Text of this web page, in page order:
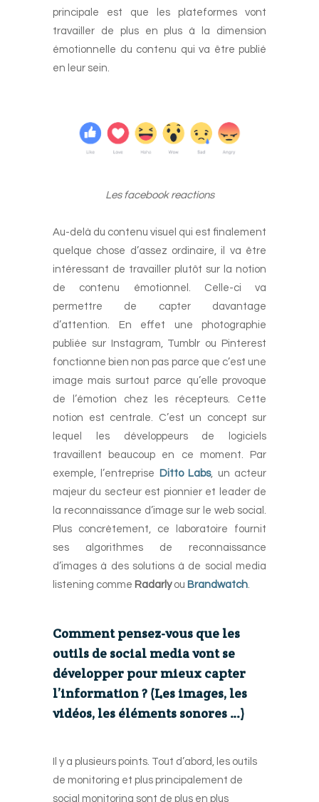
principale est que les plateformes vont
travailler de plus en plus à la dimension
émotionnelle du contenu qui va être publié
en leur sein.
Les facebook reactions
Au-delà du contenu visuel qui est finalement
quelque chose d’assez ordinaire, il va être
intéressant de travailler plutôt sur la notion
de contenu émotionnel. Celle-ci va
permettre de capter davantage
d’attention. En effet une photographie
publiée sur Instagram, Tumblr ou Pinterest
fonctionne bien non pas parce que c’est une
image mais surtout parce qu’elle provoque
de l’émotion chez les récepteurs. Cette
notion est centrale. C’est un concept sur
lequel les développeurs de logiciels
travaillent beaucoup en ce moment. Par
exemple, l’entreprise
Ditto Labs, un acteur
majeur du secteur est pionnier et leader de
la reconnaissance d’image sur le web social.
Plus concrètement, ce laboratoire fournit
ses algorithmes de reconnaissance
d’images à des solutions à de social media
listening comme Radarlyou Brandwatch
Comment pensez-vous que les
outils de social media vont se
développer pour mieux capter
l’information ? (Les images, les
vidéos, les éléments sonores …)
Il y a plusieurs points. Tout d’abord, les outils
de monitoring et plus principalement de
social monitoring sont de plus en plus